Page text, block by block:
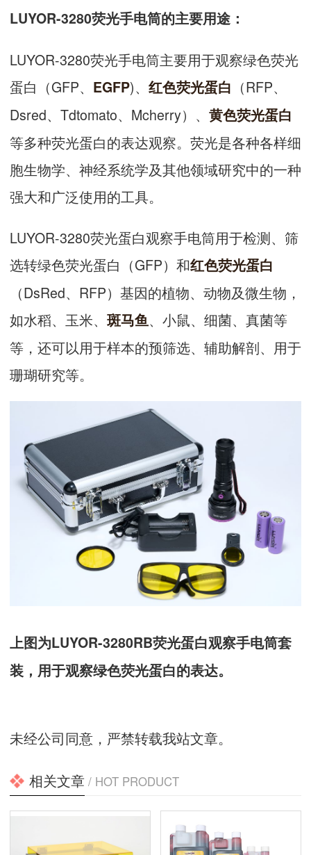
LUYOR-3280荧光手电筒的主要用途：
LUYOR-3280荧光手电筒主要用于观察绿色荧光
蛋白（GFP、 EGFP)、 红色荧光蛋白 （RFP、
Dsred、Tdtomato、Mcherry）、 黄色荧光蛋白
等多种荧光蛋白的表达观察。荧光是各种各样细
胞生物学、神经系统学及其他领域研究中的一种
强大和广泛使用的工具。
LUYOR-3280荧光蛋白观察手电筒用于检测、筛
选转绿色荧光蛋白（GFP）和红色荧光蛋白
（DsRed、RFP）基因的植物、动物及微生物，
如水稻、玉米、 斑马鱼、小鼠、细菌、真菌等
等，还可以用于样本的预筛选、辅助解剖、用于
珊瑚研究等。
上图为LUYOR-3280RB荧光蛋白观察手电筒套
装，用于观察绿色荧光蛋白的表达。
未经公司同意，严禁转载我站文章。
相关文章 / HOT PRODUCT